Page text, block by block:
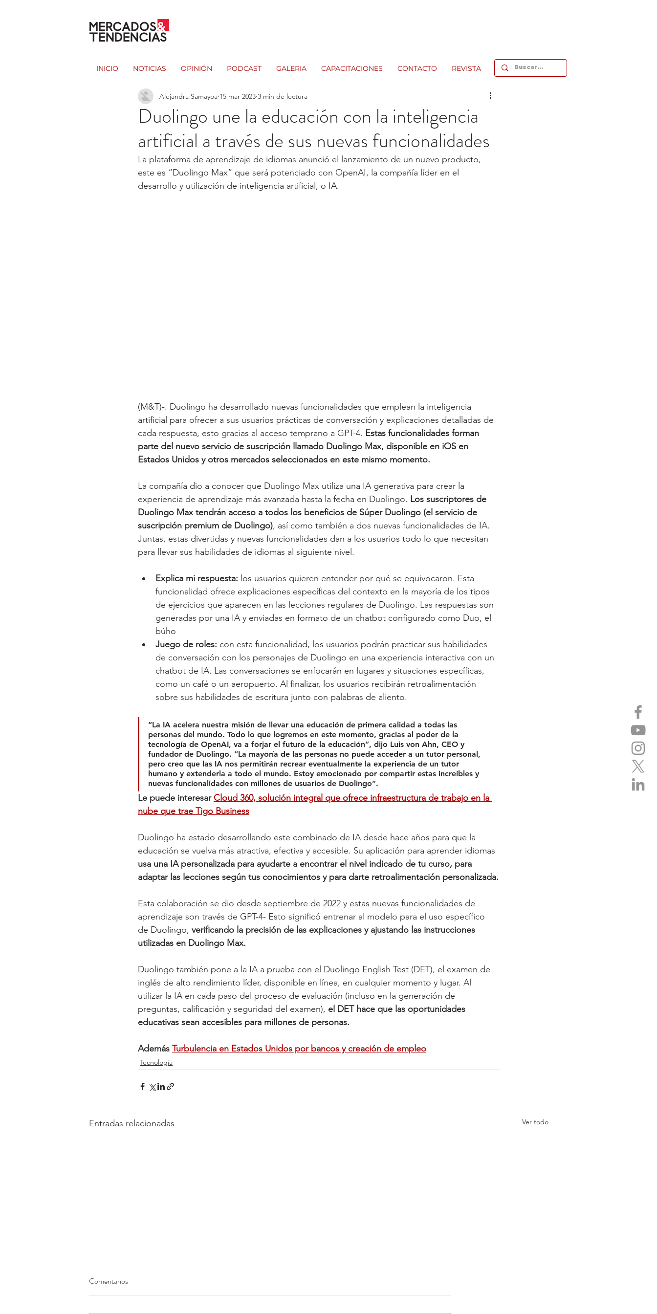
INICIO NOTICIAS OPINIÓN PODCAST GALERIA CAPACITACIONES CONTACTO REVISTA
Duolingo une la educación con la inteligencia
artificial a través de sus nuevas funcionalidades
Alejandra Samayoa 15 mar 2023 3 min de lectura
La plataforma de aprendizaje de idiomas anunció el lanzamiento de un nuevo producto,
este es “Duolingo Max” que será potenciado con OpenAI, la compañía líder en el
desarrollo y utilización de inteligencia artificial, o IA.
(M&T)-. Duolingo ha desarrollado nuevas funcionalidades que emplean la inteligencia
artificial para ofrecer a sus usuarios prácticas de conversación y explicaciones detalladas de
cada respuesta, esto gracias al acceso temprano a GPT-4. Estas funcionalidades forman
parte del nuevo servicio de suscripción llamado Duolingo Max, disponible en iOS en
Estados Unidos y otros mercados seleccionados en este mismo momento.
La compañía dio a conocer que Duolingo Max utiliza una IA generativa para crear la
experiencia de aprendizaje más avanzada hasta la fecha en Duolingo. Los suscriptores de
Duolingo Max tendrán acceso a todos los beneficios de Súper Duolingo (el servicio de
suscripción premium de Duolingo), así como también a dos nuevas funcionalidades de IA.
Juntas, estas divertidas y nuevas funcionalidades dan a los usuarios todo lo que necesitan
para llevar sus habilidades de idiomas al siguiente nivel.
Explica mi respuesta: los usuarios quieren entender por qué se equivocaron. Esta
funcionalidad ofrece explicaciones específicas del contexto en la mayoría de los tipos
de ejercicios que aparecen en las lecciones regulares de Duolingo. Las respuestas son
generadas por una IA y enviadas en formato de un chatbot configurado como Duo, el
búho
Juego de roles: con esta funcionalidad, los usuarios podrán practicar sus habilidades
de conversación con los personajes de Duolingo en una experiencia interactiva con un
chatbot de IA. Las conversaciones se enfocarán en lugares y situaciones específicas,
como un café o un aeropuerto. Al finalizar, los usuarios recibirán retroalimentación
sobre sus habilidades de escritura junto con palabras de aliento.
“La IA acelera nuestra misión de llevar una educación de primera calidad a todas las
personas del mundo. Todo lo que logremos en este momento, gracias al poder de la
tecnología de OpenAI, va a forjar el futuro de la educación”, dijo Luis von Ahn, CEO y
fundador de Duolingo. “La mayoría de las personas no puede acceder a un tutor personal,
pero creo que las IA nos permitirán recrear eventualmente la experiencia de un tutor
humano y extenderla a todo el mundo. Estoy emocionado por compartir estas increíbles y
nuevas funcionalidades con millones de usuarios de Duolingo”.
Le puede interesar Cloud 360, solución integral que ofrece infraestructura de trabajo en la
nube que trae Tigo Business
Duolingo ha estado desarrollando este combinado de IA desde hace años para que la
educación se vuelva más atractiva, efectiva y accesible. Su aplicación para aprender idiomas
usa una IA personalizada para ayudarte a encontrar el nivel indicado de tu curso, para
adaptar las lecciones según tus conocimientos y para darte retroalimentación personalizada.
Esta colaboración se dio desde septiembre de 2022 y estas nuevas funcionalidades de
aprendizaje son través de GPT-4- Esto significó entrenar al modelo para el uso específico
de Duolingo, verificando la precisión de las explicaciones y ajustando las instrucciones
utilizadas en Duolingo Max.
Duolingo también pone a la IA a prueba con el Duolingo English Test (DET), el examen de
inglés de alto rendimiento líder, disponible en línea, en cualquier momento y lugar. Al
utilizar la IA en cada paso del proceso de evaluación (incluso en la generación de
preguntas, calificación y seguridad del examen), el DET hace que las oportunidades
educativas sean accesibles para millones de personas.
Además Turbulencia en Estados Unidos por bancos y creación de empleo
Tecnología
Entradas relacionadas Ver todo
Comentarios